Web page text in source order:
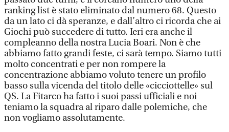
ranking list è stato eliminato dal numero 68. Questo
da un lato ci dà speranze, e dall’altro ci ricorda che ai
Giochi può succedere di tutto. Ieri era anche il
compleanno della nostra Lucia Boari. Non è che
abbiamo fatto grandi feste, ci sarà tempo. Siamo tutti
molto concentrati e per non rompere la
concentrazione abbiamo voluto tenere un profilo
basso sulla vicenda del titolo delle «cicciottelle» sul
QS. La Fitarco ha fatto i suoi passi ufficiali e noi
teniamo la squadra al riparo dalle polemiche, che
non vogliamo assolutamente.